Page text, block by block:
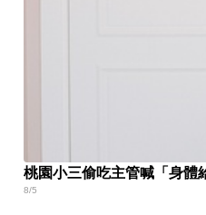
桃園小三偷吃主管喊「身體
8/5